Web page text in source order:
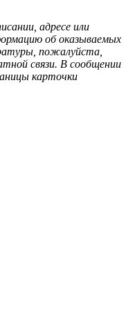
адресе или
об оказываемых
пожалуйста,
связи. В сообщении
карточки